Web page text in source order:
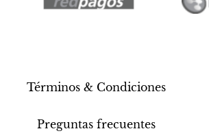
Términos & Condiciones
Preguntas frecuentes